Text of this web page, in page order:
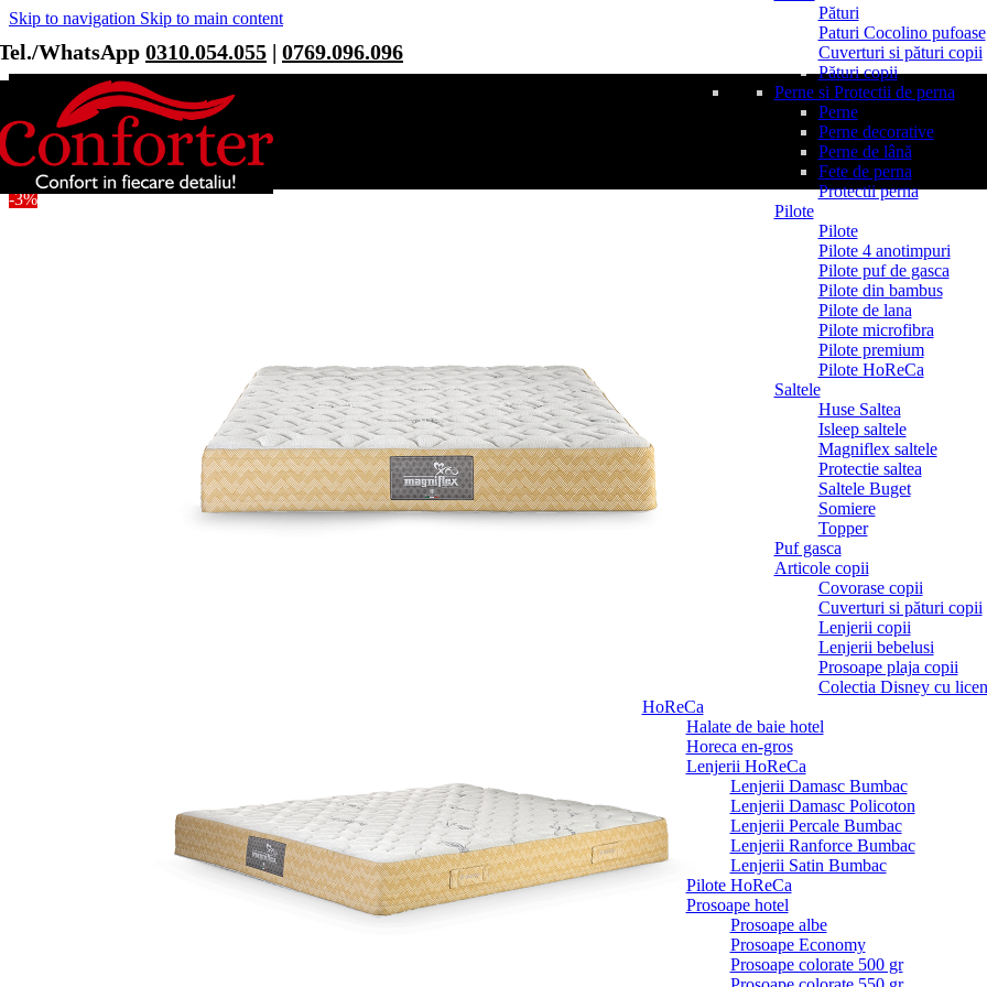
Skip to navigation Skip to main content
WhatsApp 0310.054.055 | 0769.096.096
Pături
Paturi Cocolino pufoase
Cuverturi si pături copii
Pături copii
Perne si Protectii de perna
Perne
Perne decorative
Perne de lână
Fete de perna
Protectii perna
Pilote
Pilote
Pilote 4 anotimpuri
Pilote puf de gasca
Pilote din bambus
Pilote de lana
Pilote microfibra
Pilote premium
Pilote HoReCa
Saltele
Huse Saltea
Isleep saltele
Magniflex saltele
Protectie saltea
Saltele Buget
Somiere
Topper
Puf gasca
Articole copii
Covorase copii
Cuverturi si pături copii
Lenjerii copii
Lenjerii bebelusi
Prosoape plaja copii
Colectia Disney cu
HoReCa
Halate de baie hotel
Horeca en-gros
Lenjerii HoReCa
Lenjerii Damasc Bumbac
Lenjerii Damasc Policoton
Lenjerii Percale Bumbac
Lenjerii Ranforce Bumbac
Lenjerii Satin Bumbac
Pilote HoReCa
Prosoape hotel
Prosoape albe
Prosoape Economy
Prosoape colorate 500 gr
-3%